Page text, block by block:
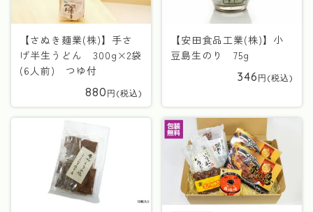
【さぬき麺業(株)】手さ
げ半生うどん 300g×2袋
(6人前) つゆ付
880
【安田食品工業(株)】小
豆島生のり 75g
346